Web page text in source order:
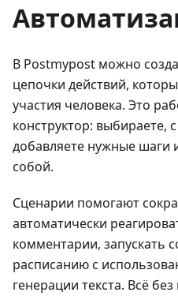
В Postmypost можно
цепочки действий,
участия человека. Это
конструктор: выбираете,
добавляете нужные шаги
собой.
Сценарии помогают
автоматически
комментарии, запускать
расписанию с
генерации текста. Всё